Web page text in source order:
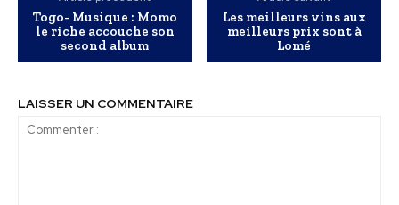
Togo- Musique : Momo
le riche accouche son
second album
Les meilleurs vins aux
meilleurs prix sont à
Lomé
LAISSER UN COMMENTAIRE